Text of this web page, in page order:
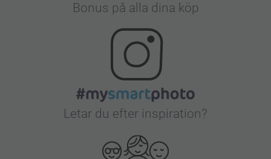
Bonus på alla dina köp
Letar du efter inspiration?